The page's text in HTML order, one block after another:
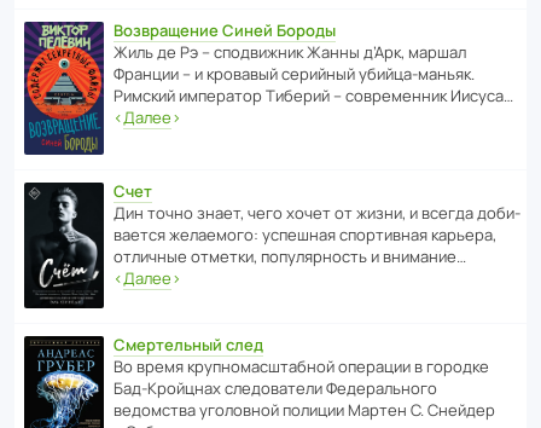
Возвращение Синей Бороды
Жиль де Рэ – спод­ви­жник Жанны д’Арк, маршал
Франции – и кровавый серийный убийца-маньяк.
Римский импе­ратор Тиберий – совре­менник Иисуса…
‹Далее›
Счет
Дин точно знает, чего хочет от жизни, и всегда доби­
ва­ется жела­е­мого: успе­шная спор­ти­вная карьера,
отли­чные отметки, попу­ля­р­ность и внимание…
‹Далее›
Смертельный след
Во время круп­но­мас­ш­та­бной операции в городке
Бад‑Крой­цнах следо­ва­тели Феде­раль­ного
ведомства уголо­вной полиции Мартен С. Снейдер